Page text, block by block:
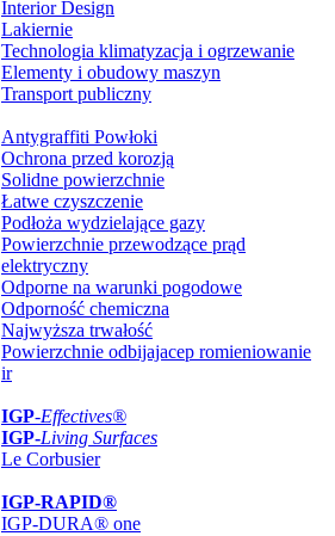
Interior Design
Lakiernie
Technologia klimatyzacja i ogrzewanie
Elementy i obudowy maszyn
Transport publiczny
Antygraffiti Powłoki
Ochrona przed korozją
Solidne powierzchnie
Łatwe czyszczenie
Podłoża wydzielające gazy
Powierzchnie przewodzące prąd
elektryczny
Odporne na warunki pogodowe
Odporność chemiczna
Najwyższa trwałość
Powierzchnie odbijajacep romieniowanie
ir
IGP-Effectives®
IGP-Living Surfaces
Le Corbusier
IGP-RAPID®
IGP-DURA® one